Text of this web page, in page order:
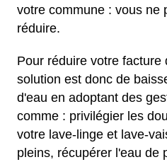
votre commune : vous ne
réduire.
Pour réduire votre facture
solution est donc de
d'eau en adoptant des
comme : privilégier les
votre lave-linge et lave-
pleins, récupérer l'eau de